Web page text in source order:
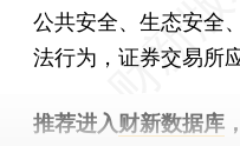
公共安全、生态安全
法行为，证券交易所
推荐进入财新数据库